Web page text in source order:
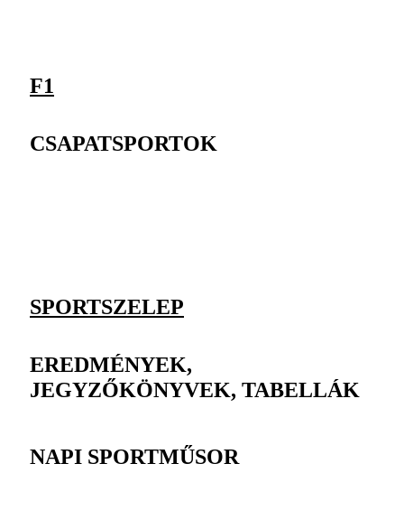
F1
CSAPATSPORTOK
SPORTSZELEP
EREDMÉNYEK,
JEGYZŐKÖNYVEK, TABELLÁK
NAPI SPORTMŰSOR